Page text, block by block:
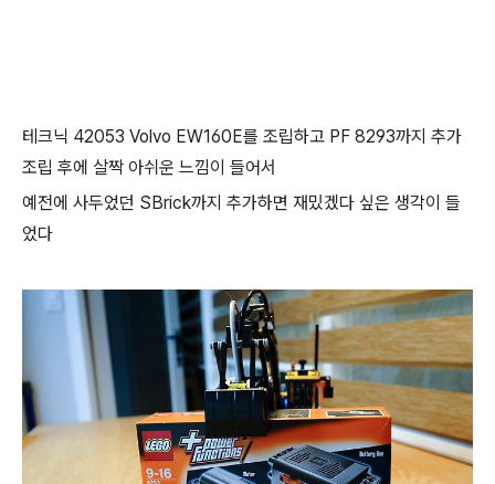
테크닉 42053 Volvo EW160E를 조립하고 PF 8293까지 추가
조립 후에 살짝 아쉬운 느낌이 들어서
예전에 사두었던 SBrick까지 추가하면 재밌겠다 싶은 생각이 들
었다